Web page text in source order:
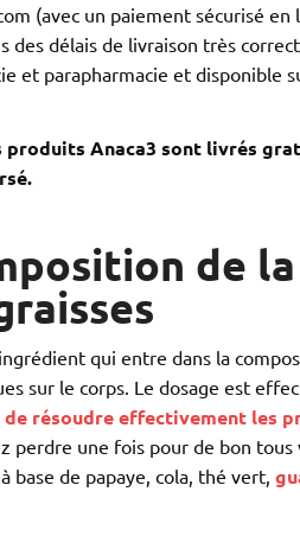
(avec un paiement sécurisé
des délais de livraison très
et parapharmacie et disponible
produits Anaca3 sont livrés
de
qui entre dans la
sur le corps. Le dosage est
de résoudre effectivement les
perdre une fois pour de bon
base de papaye, cola, thé vert,